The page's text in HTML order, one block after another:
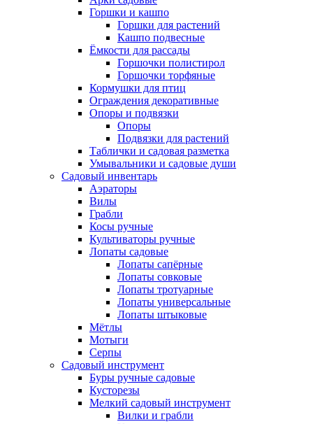
Горшки и кашпо
Горшки для растений
Кашпо подвесные
Ёмкости для рассады
Горшочки полистирол
Горшочки торфяные
Кормушки для птиц
Ограждения декоративные
Опоры и подвязки
Опоры
Подвязки для растений
Таблички и садовая разметка
Умывальники и садовые души
Садовый инвентарь
Аэраторы
Вилы
Грабли
Косы ручные
Культиваторы ручные
Лопаты садовые
Лопаты сапёрные
Лопаты совковые
Лопаты тротуарные
Лопаты универсальные
Лопаты штыковые
Мётлы
Мотыги
Серпы
Садовый инструмент
Буры ручные садовые
Кусторезы
Мелкий садовый инструмент
Вилки и грабли